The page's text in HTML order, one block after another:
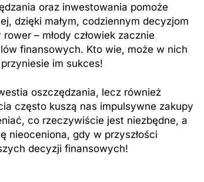
oraz inwestowania pomoże
dzięki małym, codziennym decyzjom
– młody człowiek zacznie
finansowych. Kto wie, może w nich
im sukces!
oszczędzania, lecz również
często kuszą nas impulsywne zakupy
co rzeczywiście jest niezbędne, a
nieoceniona, gdy w przyszłości
decyzji finansowych!